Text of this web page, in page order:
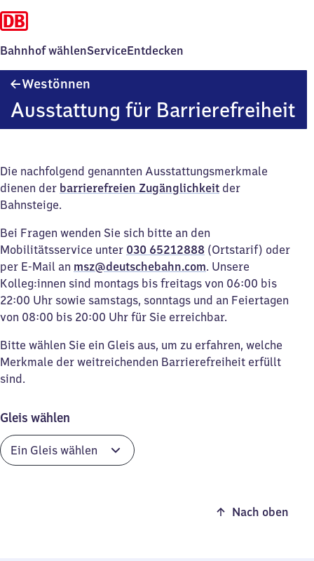
Bahnhof wählenServiceEntdecken
Westönnen
Ausstattung für Barrierefreiheit
Die nachfolgend genannten Ausstattungsmerkmale
dienen der barrierefreien Zugänglichkeit der
Bahnsteige.
Bei Fragen wenden Sie sich bitte an den
Mobilitätsservice unter 030 65212888 (Ortstarif) oder
per E-Mail an msz@deutschebahn.com. Unsere
Kolleg:innen sind montags bis freitags von 06:00 bis
22:00 Uhr sowie samstags, sonntags und an Feiertagen
von 08:00 bis 20:00 Uhr für Sie erreichbar.
Bitte wählen Sie ein Gleis aus, um zu erfahren, welche
Merkmale der weitreichenden Barrierefreiheit erfüllt
sind.
Gleis wählen
Nach oben